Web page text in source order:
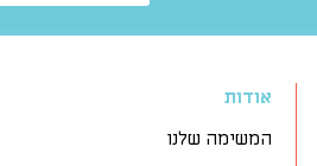
אודות
המשימה שלנו